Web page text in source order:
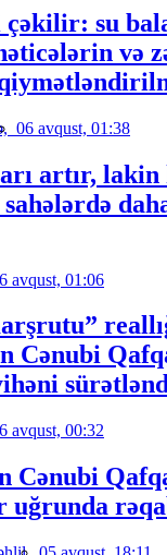
su
və
06 avqust, 01:38
artır, lakin
avqust, 01:06
Cənubi
avqust, 00:32
Cənubi